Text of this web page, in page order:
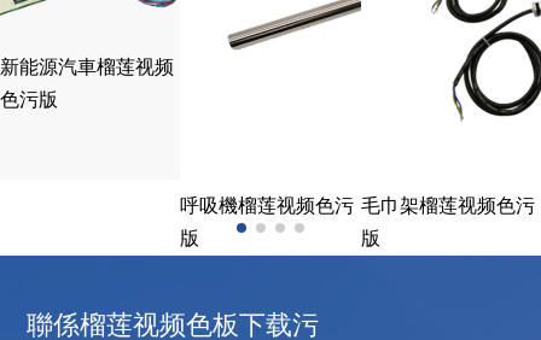
新能源汽車榴莲视频
色污版
呼吸機榴莲视频色污
版
毛巾架榴莲视频色污
版
聯係榴莲视频色板下载污